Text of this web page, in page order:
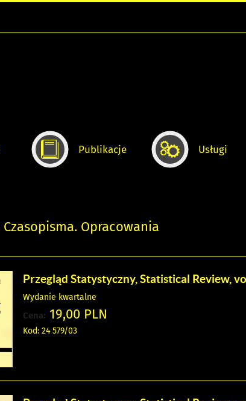
Publikacje Usługi
Opracowania
Przegląd Statystyczny, Statistical Review,
Wydanie kwartalne
Cena: 19,00 PLN
Kod: 24 579/03